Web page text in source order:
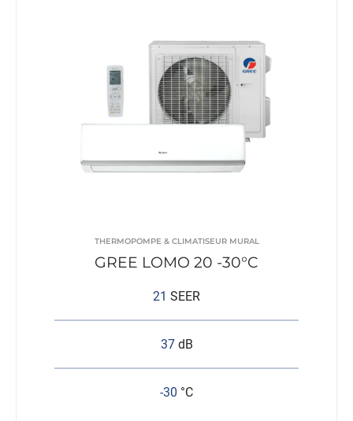
THERMOPOMPE & CLIMATISEUR MURAL
GREE LOMO 20 -30°C
21 SEER
37 dB
-30 °C